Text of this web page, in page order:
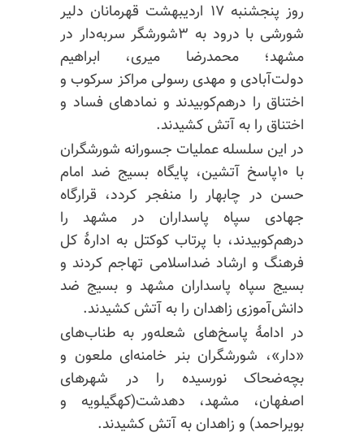
روز پنجشنبه ۱۷ اردیبهشت قهرمانان دلیر
شورشی با درود به ۳شورشگر سربه‌دار در
مشهد؛ محمدرضا میری، ابراهیم
دولت‌آبادی و مهدی رسولی مراکز سرکوب و
اختناق را درهم‌کوبیدند و نمادهای فساد و
اختناق را به آتش کشیدند.
در این سلسله عملیات جسورانه شورشگران
با ۱۰پاسخ آتشین، پایگاه بسیج ضد امام
حسن در چابهار را منفجر کردد، قرارگاه
جهادی سپاه پاسداران در مشهد را
درهم‌کوبیدند، با پرتاب کوکتل به ادارهٔ کل
فرهنگ و ارشاد ضداسلامی تهاجم کردند و
بسیج سپاه پاسداران مشهد و بسیج ضد
دانش‌آموزی زاهدان را به آتش کشیدند.
در ادامهٔ پاسخ‌های شعله‌ور به طناب‌های
«دار»، شورشگران بنر خامنه‌ای ملعون و
بچه‌ضحاک نورسیده را در شهرهای
اصفهان، مشهد، دهدشت(کهگیلویه و
بویراحمد) و زاهدان به آتش کشیدند.